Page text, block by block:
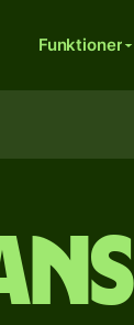
Funktioner